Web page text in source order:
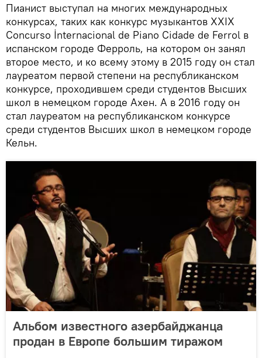
Пианист выступал на многих международных
конкурсах, таких как конкурс музыкантов XXIX
Concurso İnternacional de Piano Cidade de Ferrol в
испанском городе Ферроль, на котором он занял
второе место, и ко всему этому в 2015 году он стал
лауреатом первой степени на республиканском
конкурсе, проходившем среди студентов Высших
школ в немецком городе Ахен. А в 2016 году он
стал лауреатом на республиканском конкурсе
среди студентов Высших школ в немецком городе
Кельн.
Альбом известного азербайджанца
продан в Европе большим тиражом